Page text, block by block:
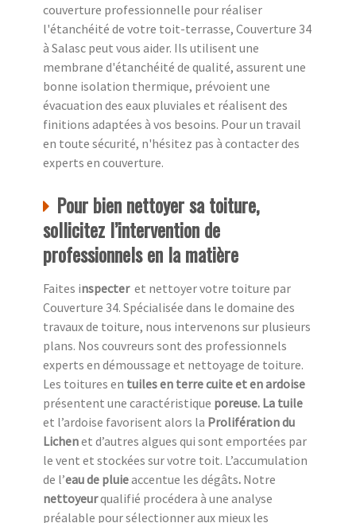
couverture professionnelle pour réaliser
l'étanchéité de votre toit-terrasse, Couverture 34
à Salasc peut vous aider. Ils utilisent une
membrane d'étanchéité de qualité, assurent une
bonne isolation thermique, prévoient une
évacuation des eaux pluviales et réalisent des
finitions adaptées à vos besoins. Pour un travail
en toute sécurité, n'hésitez pas à contacter des
experts en couverture.
Pour bien nettoyer sa toiture,
sollicitez l’intervention de
professionnels en la matière
Faites inspecter et nettoyer votre toiture par
Couverture 34. Spécialisée dans le domaine des
travaux de toiture, nous intervenons sur plusieurs
plans. Nos couvreurs sont des professionnels
experts en démoussage et nettoyage de toiture.
Les toitures en tuiles en terre cuite et en ardoise
présentent une caractéristique poreuse. La tuile
et l’ardoise favorisent alors la Prolifération du
Lichenet d’autres algues qui sont emportées par
le vent et stockées sur votre toit. L’accumulation
de l’eau de pluieaccentue les dégâts. Notre
nettoyeurqualifié procédera à une analyse
préalable pour sélectionner aux mieux les